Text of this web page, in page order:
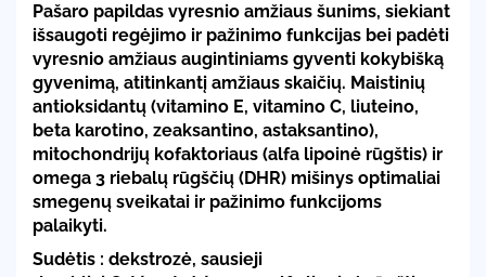
Pašaro papildas vyresnio amžiaus šunims, siekiant
išsaugoti regėjimo ir pažinimo funkcijas bei padėti
vyresnio amžiaus augintiniams gyventi kokybišką
gyvenimą, atitinkantį amžiaus skaičių. Maistinių
antioksidantų (vitamino E, vitamino C, liuteino,
beta karotino, zeaksantino, astaksantino),
mitochondrijų kofaktoriaus (alfa lipoinė rūgštis) ir
omega 3 riebalų rūgščių (DHR) mišinys optimaliai
smegenų sveikatai ir pažinimo funkcijoms
palaikyti.
Sudėtis : dekstrozė, sausieji